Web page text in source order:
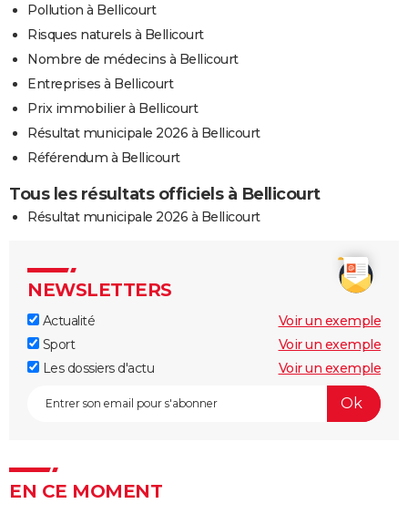
Pollution à Bellicourt
Risques naturels à Bellicourt
Nombre de médecins à Bellicourt
Entreprises à Bellicourt
Prix immobilier à Bellicourt
Résultat municipale 2026 à Bellicourt
Référendum à Bellicourt
Tous les résultats officiels à Bellicourt
Résultat municipale 2026 à Bellicourt
NEWSLETTERS
Actualité
Voir un exemple
Sport
Voir un exemple
Les dossiers d'actu
Voir un exemple
EN CE MOMENT